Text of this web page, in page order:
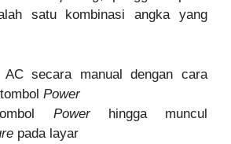
satu kombinasi angka yang
AC secara manual dengan cara
Power
Power hingga muncul
pada layar